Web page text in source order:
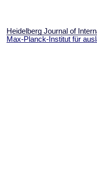
Heidelberg Journal of
Max-Planck-Institut für